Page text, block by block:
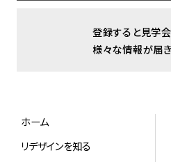
登録すると見学
様々な情報が届
ホーム
リデザインを知る